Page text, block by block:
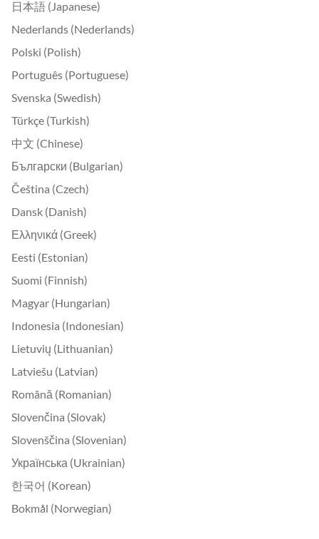
日本語 (Japanese)
Nederlands (Nederlands)
Polski (Polish)
Português (Portuguese)
Svenska (Swedish)
Türkçe (Turkish)
中文 (Chinese)
Български (Bulgarian)
Čeština (Czech)
Dansk (Danish)
Ελληνικά (Greek)
Eesti (Estonian)
Suomi (Finnish)
Magyar (Hungarian)
Indonesia (Indonesian)
Lietuvių (Lithuanian)
Latviešu (Latvian)
Română (Romanian)
Slovenčina (Slovak)
Slovenščina (Slovenian)
Українська (Ukrainian)
한국어 (Korean)
Bokmål (Norwegian)